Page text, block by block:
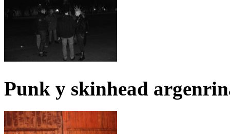
Punk y skinhead